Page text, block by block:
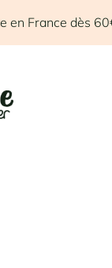
en France dès